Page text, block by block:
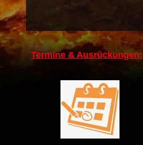
Termine & Ausrückungen: